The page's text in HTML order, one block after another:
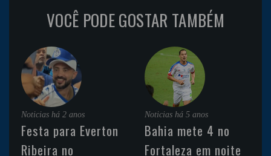
VOCÊ PODE GOSTAR TAMBÉM
Noticias há 2 anos
Festa para Everton
Ribeira no
Noticias há 5 anos
Bahia mete 4 no
Fortaleza em noite